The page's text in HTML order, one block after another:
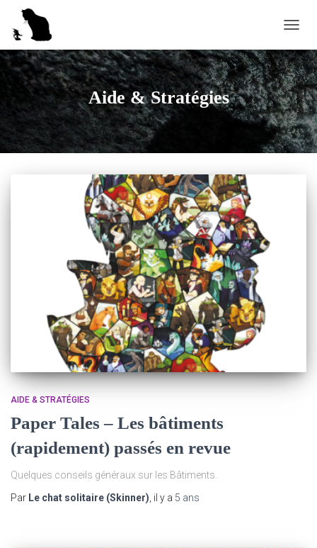
Aide & Stratégies
AIDE & STRATÉGIES
Paper Tales – Les bâtiments
(rapidement) passés en revue
Quelques conseils généraux sur les Bâtiments.
Par Le chat solitaire (Skinner) , il y a 5 ans